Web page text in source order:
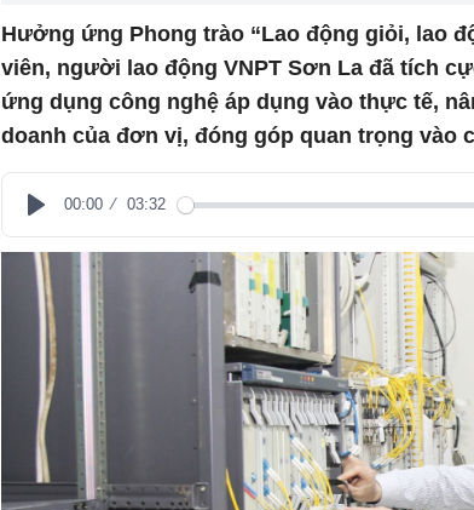
Hưởng ứng Phong trào “Lao động giỏi, lao
viên, người lao động VNPT Sơn La đã tích
ứng dụng công nghệ áp dụng vào thực tế,
doanh của đơn vị, đóng góp quan trọng vào
Play
00:00 03:32